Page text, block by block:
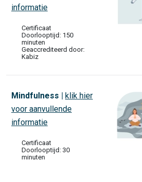
informatie
Certificaat
Doorlooptijd: 150
minuten
Geaccrediteerd door:
Kabiz
Mindfulness |
klik hier
voor aanvullende
informatie
Certificaat
Doorlooptijd: 30
minuten